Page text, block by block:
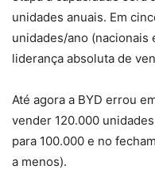
unidades anuais. Em
unidades/ano (nacionais
liderança absoluta de
Até agora a BYD errou
vender 120.000
para 100.000 e no
a menos).